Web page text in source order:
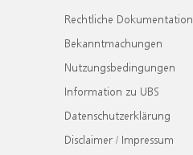
Rechtliche Dokumentation
Bekanntmachungen
Nutzungsbedingungen
Information zu UBS
Datenschutzerklärung
Disclaimer / Impressum